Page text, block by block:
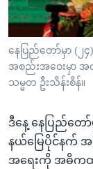
သို့
ကြည့်
ရန်
ရှာဖွေ
နေရာ
သို့
ကျော်
ဗွီအိုအေ လူမှုကွန်ယက်
ဘာသာစကားမျ
နေပြည်တော်မှာ (
အစည်းအဝေးမှာ အ
သမ္မတ ဦးသိန်းစိန်။
ဒီနေ့ နေပြည်တ
နယ်မြေပိုင်နက်
အရေးကို အဓိကထ